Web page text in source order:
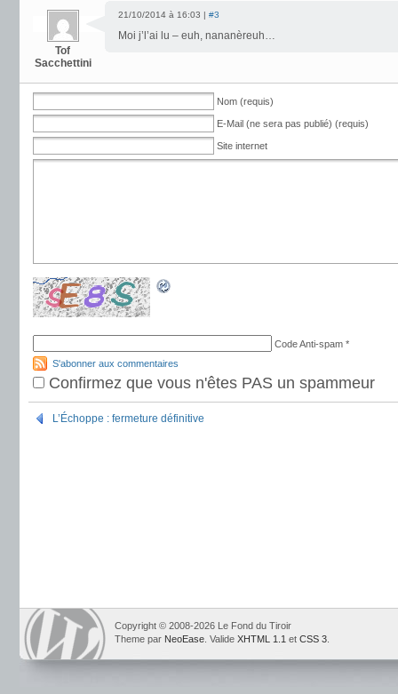
Tof
Sacchettini
21/10/2014 à 16:03 | #3
Moi j’l’ai lu – euh, nananèreuh…
Nom (requis)
E-Mail (ne sera pas publié) (requis)
Site internet
Code Anti-spam *
S'abonner aux commentaires
Confirmez que vous n'êtes PAS un spammeur
L’Échoppe : fermeture définitive
Copyright © 2008-2026 Le Fond du Tiroir
Theme par NeoEase . Valide XHTML 1.1 et CSS 3